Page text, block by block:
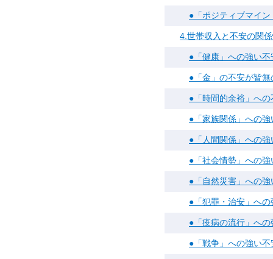
●「ポジティブマイ
4.世帯収入と不安の関
●「健康」への強い
●「金」の不安が皆
●「時間的余裕」へ
●「家族関係」への
●「人間関係」への
●「社会情勢」への
●「自然災害」への
●「犯罪・治安」へ
●「疫病の流行」へ
●「戦争」への強い